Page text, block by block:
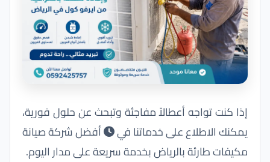
إذا كنت تواجه أعطالاً مفاجئة وتبحث عن حلول فورية،
يمكنك الاطلاع على خدماتنا في
أفضل شركة صيانة
مكيفات طارئة بالرياض بخدمة سريعة على مدار اليوم.